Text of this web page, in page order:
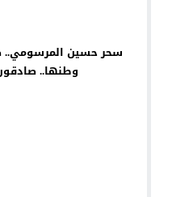
سحر حسين المرسومي..
وطنها..